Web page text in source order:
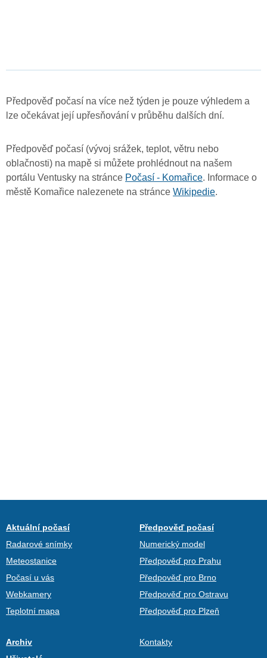
Předpověď počasí na více než týden je pouze výhledem a
lze očekávat její upřesňování v průběhu dalších dní.
Předpověď počasí (vývoj srážek, teplot, větru nebo
oblačnosti) na mapě si můžete prohlédnout na našem
portálu Ventusky na stránce Počasí - Komařice. Informace o
městě Komařice nalezenete na stránce Wikipedie.
Aktuální počasí
Radarové snímky
Meteostanice
Počasí u vás
Webkamery
Teplotní mapa
Předpověď počasí
Numerický model
Předpověď pro Prahu
Předpověď pro Brno
Předpověď pro Ostravu
Předpověď pro Plzeň
Archiv
Kontakty